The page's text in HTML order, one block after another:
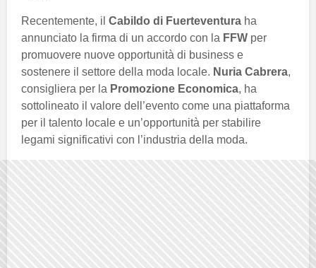
Recentemente, il Cabildo di Fuerteventura ha
annunciato la firma di un accordo con la FFW per
promuovere nuove opportunità di business e
sostenere il settore della moda locale. Nuria Cabrera,
consigliera per la Promozione Economica, ha
sottolineato il valore dell’evento come una piattaforma
per il talento locale e un’opportunità per stabilire
legami significativi con l’industria della moda.